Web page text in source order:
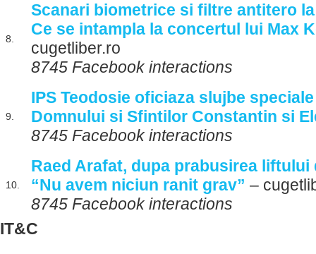
8.
Scanari biometrice si filtre antitero
Ce se intampla la concertul lui Max
cugetliber.ro
8745 Facebook interactions
9.
IPS Teodosie oficiaza slujbe
Domnului si Sfintilor Constantin si
8745 Facebook interactions
10.
Raed Arafat, dupa prabusirea liftului
“Nu avem niciun ranit grav” –
8745 Facebook interactions
IT&C